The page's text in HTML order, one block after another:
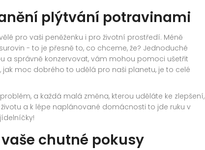
plýtvání potravinami
pro vaši peněženku i pro životní prostředí. Méně
- to je přesně to, co chceme, že? Jednoduché
a správně konzervovat, vám mohou pomoci ušetřit
moc dobrého to udělá pro naši planetu, je to celé
a každá malá změna, kterou uděláte ke zlepšení,
a k lépe naplánované domácnosti to jde ruku v
chutné pokusy